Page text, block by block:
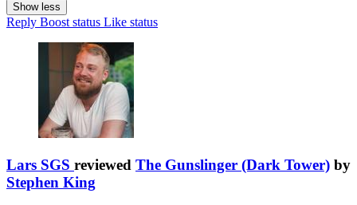
Show less
Reply Boost status Like status
Lars SGS reviewed The Gunslinger (Dark Tower) by
Stephen King